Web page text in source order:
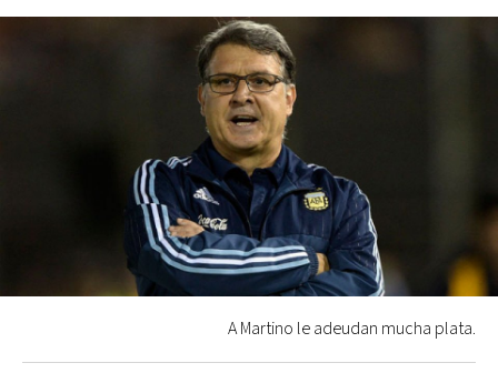
A Martino le adeudan mucha plata.